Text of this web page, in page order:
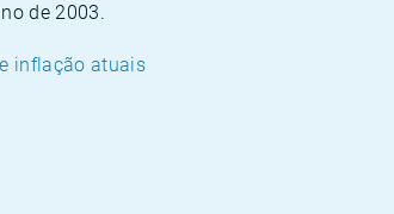
de 2003.
inflação atuais